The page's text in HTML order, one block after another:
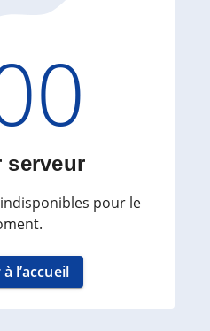
serveur
pour le
l’accueil